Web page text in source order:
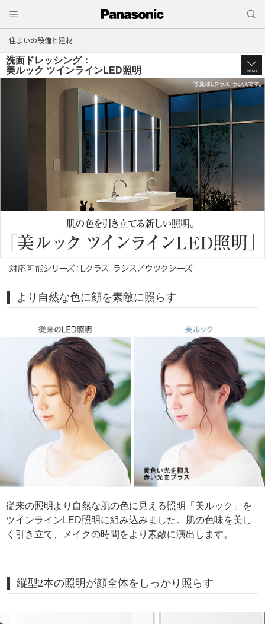
住まいの設備と建材
洗面ドレッシング：
美ルック ツインラインLED照明
MENU
より自然な色に顔を素敵に照らす
従来の照明より自然な肌の色に見える照明「美ルック」を
ツインラインLED照明に組み込みました。肌の色味を美し
く引き立て、メイクの時間をより素敵に演出します。
縦型2本の照明が顔全体をしっかり照らす